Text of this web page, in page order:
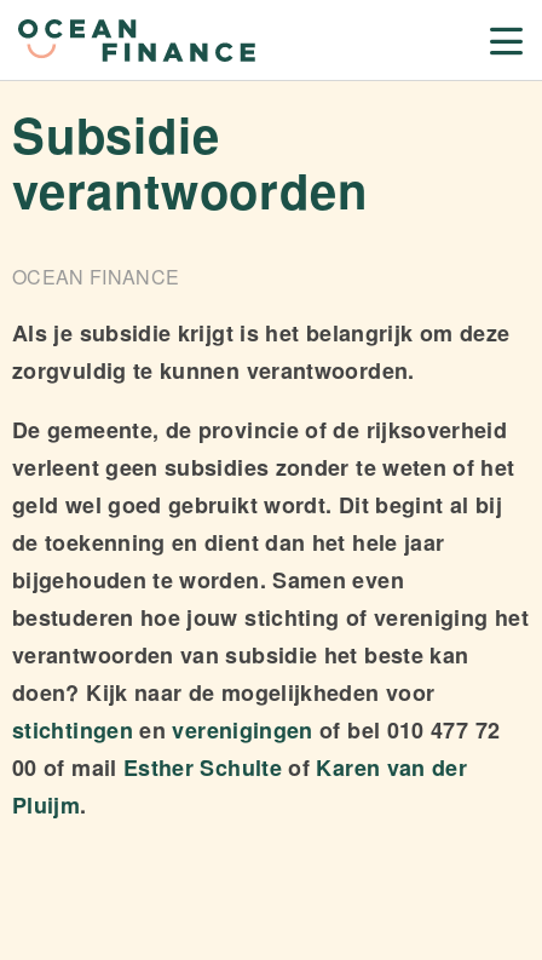
Subsidie
verantwoorden
OCEAN FINANCE
Als je subsidie krijgt is het belangrijk om deze
zorgvuldig te kunnen verantwoorden.
De gemeente, de provincie of de rijksoverheid
verleent geen subsidies zonder te weten of het
geld wel goed gebruikt wordt. Dit begint al bij
de toekenning en dient dan het hele jaar
bijgehouden te worden. Samen even
bestuderen hoe jouw stichting of vereniging het
verantwoorden van subsidie het beste kan
doen? Kijk naar de mogelijkheden voor
stichtingen enverenigingen of bel 010 477 72
00 of mail Esther Schulteof Karen van der
Pluijm.